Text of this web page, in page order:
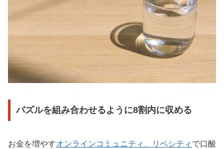
パズルを組み合わせるように8割内に収める
お金を増やすオンラインコミュニティ、リベシティ で口酸